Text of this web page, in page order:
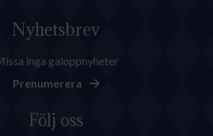
Nyhetsbrev
inga galoppnyheter
Prenumerera
Följ oss